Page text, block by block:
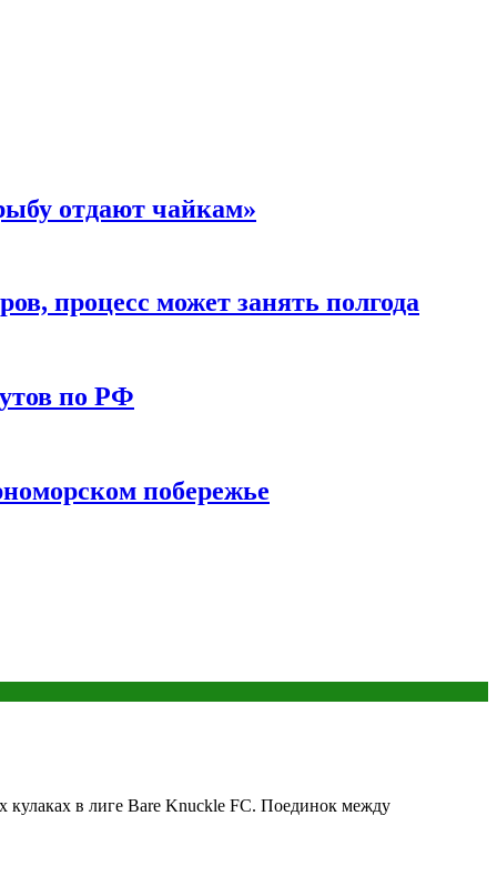
отдают чайкам»
процесс может занять полгода
по РФ
побережье
в лиге Bare Knuckle FC. Поединок между